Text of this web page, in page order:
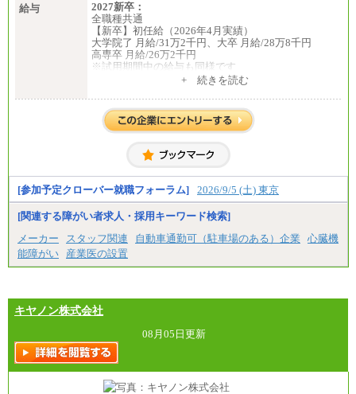
給与
2027新卒：
全職種共通
【新卒】初任給（2026年4月実績）
大学院了 月給/31万2千円、大卒 月給/28万8千円
高専卒 月給/26万2千円
※試用期間中の給与も同様です
【中途】月給19万8千円～
※勤務地によって異なります。
※経験やスキルを考慮し、規定により決定します。
+ 続きを読む
[参加予定クローバー就職フォーラム] 2026/9/5 (土) 東京
[関連する障がい者求人・採用キーワード検索]
メーカー
スタッフ関連 自動車通勤可（駐車場のある）企業
心臓機
能障がい
産業医の設置
キヤノン株式会社
08月05日更新